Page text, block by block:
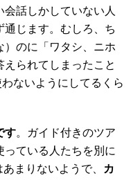
話しかしていない人
通じます。むしろ、ち
）のに「ワタシ、ニホ
られてしまったこと
ないようにしてるくら
す。ガイド付きのツア
ている人たちを別に
まりないようで、
カ